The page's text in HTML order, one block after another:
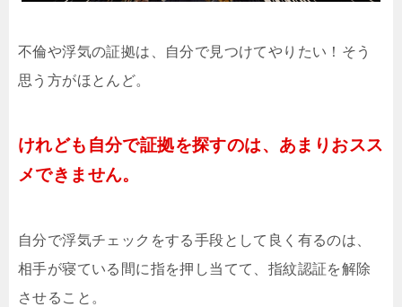
不倫や浮気の証拠は、自分で見つけてやりたい！そう
思う方がほとんど。
けれども自分で証拠を探すのは、あまりおスス
メできません。
自分で浮気チェックをする手段として良く有るのは、
相手が寝ている間に指を押し当てて、指紋認証を解除
させること。